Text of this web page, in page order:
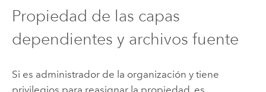
Propiedad de las capas
dependientes y archivos fuente
Si es administrador de la organización y tiene
privilegios para reasignar la propiedad, es